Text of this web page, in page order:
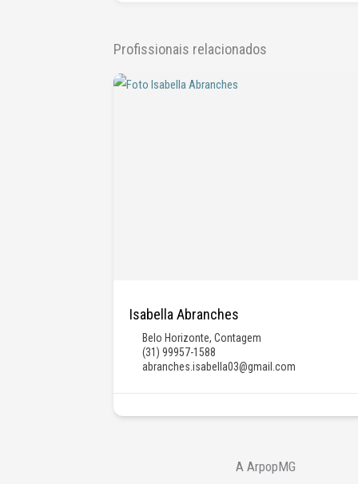
Profissionais relacionados
Isabella Abranches
Belo Horizonte, Contagem
(31) 99957-1588
abranches.isabella03@gmail.com
A ArpopMG